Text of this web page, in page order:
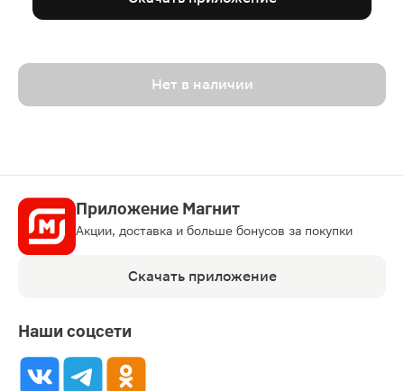
Нет в наличии
Приложение Магнит
Акции, доставка и больше бонусов за покупки
Скачать приложение
Наши соцсети